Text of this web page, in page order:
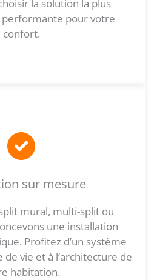
la solution la plus
pour votre
confort.
sur mesure
mural, multi-split ou
une installation
Profitez d’un système
vie et à l’architecture de
habitation.